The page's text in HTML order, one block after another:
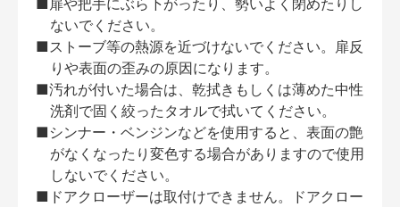
■扉や把手にぶら下がったり、勢いよく閉めたりし
ないでください。
■ストーブ等の熱源を近づけないでください。扉反
りや表面の歪みの原因になります。
■汚れが付いた場合は、乾拭きもしくは薄めた中性
洗剤で固く絞ったタオルで拭いてください。
■シンナー・ベンジンなどを使用すると、表面の艶
がなくなったり変色する場合がありますので使用
しないでください。
■ドアクローザーは取付けできません。ドアクロー